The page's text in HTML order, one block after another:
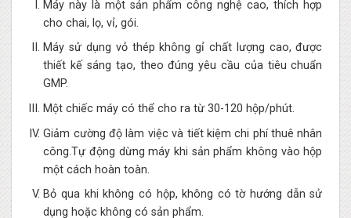
Máy này là một sản phẩm công nghệ cao, thích hợp
cho chai, lọ, vỉ, gói.
Máy sử dụng vỏ thép không gỉ chất lượng cao, được
thiết kế sáng tạo, theo đúng yêu cầu của tiêu chuẩn
GMP.
Một chiếc máy có thể cho ra từ 30-120 hộp/phút.
Giảm cường độ làm việc và tiết kiệm chi phí thuê nhân
công.Tự động dừng máy khi sản phẩm không vào hộp
một cách hoàn toàn.
Bỏ qua khi không có hộp, không có tờ hướng dẫn sử
dụng hoặc không có sản phẩm.